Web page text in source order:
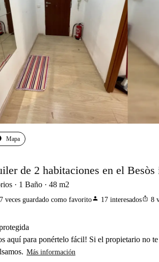
Mapa
de 2 habitaciones en el
1 Baño 48 m2
veces guardado como favoritoperson 17 interesadosios_share 8
aquí para ponértelo fácil! Si el propietario no
Más información